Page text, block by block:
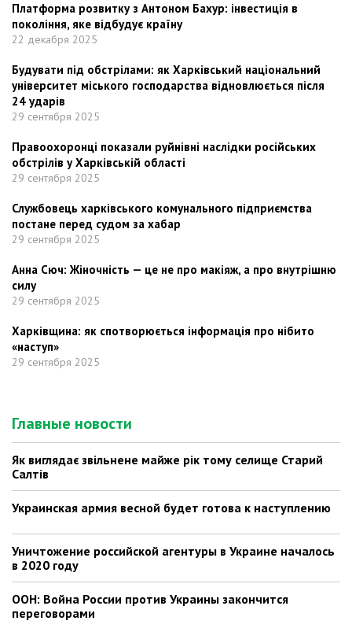
Платформа розвитку з Антоном Бахур: інвестиція в
покоління, яке відбудує країну
22 декабря 2025
Будувати під обстрілами: як Харківський національний
університет міського господарства відновлюється після
24 ударів
29 сентября 2025
Правоохоронці показали руйнівні наслідки російських
обстрілів у Харківській області
29 сентября 2025
Службовець харківського комунального підприємства
постане перед судом за хабар
29 сентября 2025
Анна Сюч: Жіночність — це не про макіяж, а про внутрішню
силу
29 сентября 2025
Харківщина: як спотворюється інформація про нібито
«наступ»
29 сентября 2025
Главные новости
Як виглядає звільнене майже рік тому селище Старий
Салтів
Украинская армия весной будет готова к наступлению
Уничтожение российской агентуры в Украине началось
в 2020 году
ООН: Война России против Украины закончится
переговорами